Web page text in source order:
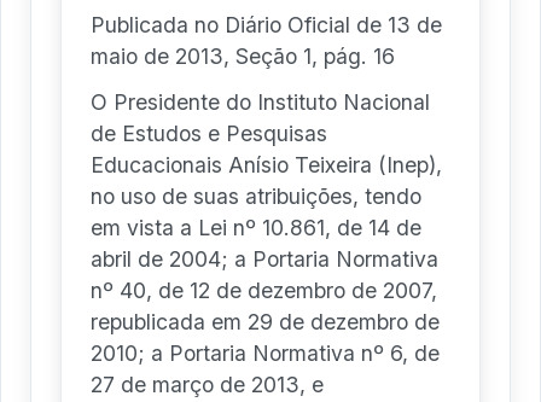
Publicada no Diário Oficial de 13 de
maio de 2013, Seção 1, pág. 16
O Presidente do Instituto Nacional
de Estudos e Pesquisas
Educacionais Anísio Teixeira (Inep),
no uso de suas atribuições, tendo
em vista a Lei nº 10.861, de 14 de
abril de 2004; a Portaria Normativa
nº 40, de 12 de dezembro de 2007,
republicada em 29 de dezembro de
2010; a Portaria Normativa nº 6, de
27 de março de 2013, e